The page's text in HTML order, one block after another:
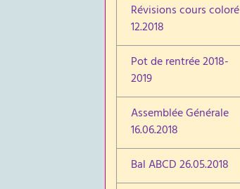
Révisions cours coloré
12.2018
Pot de rentrée 2018-
2019
Assemblée Générale
16.06.2018
Bal ABCD 26.05.2018